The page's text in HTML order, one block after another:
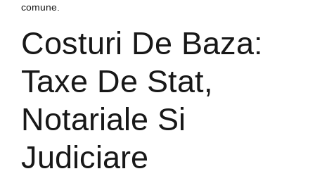
comune.
Costuri De Baza:
Taxe De Stat,
Notariale Si
Judiciare